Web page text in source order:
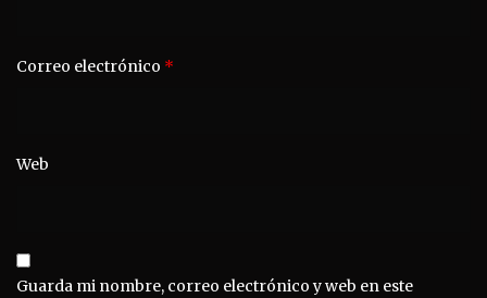
Correo electrónico *
Web
Guarda mi nombre, correo electrónico y web en este